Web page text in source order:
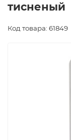
тисненый
Код товара: 61849